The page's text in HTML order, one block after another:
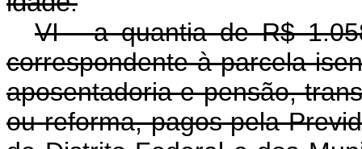
VI - a quantia de R$
correspondente à parcela
aposentadoria e pensão,
ou reforma, pagos pela